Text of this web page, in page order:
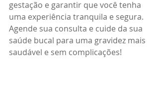
gestação e garantir que você tenha
uma experiência tranquila e segura.
Agende sua consulta e cuide da sua
saúde bucal para uma gravidez mais
saudável e sem complicações!